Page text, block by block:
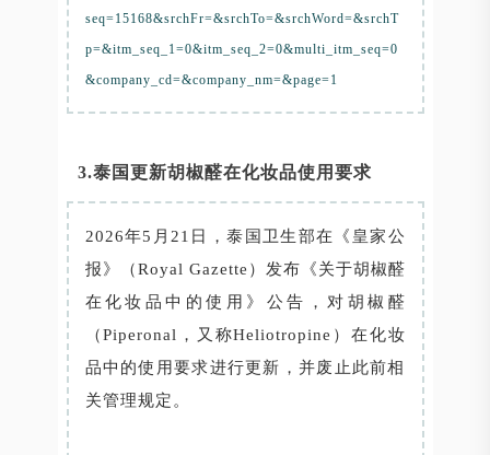
seq=15168&srchFr=&srchTo=&srchWord=&srchT
p=&itm_seq_1=0&itm_seq_2=0&multi_itm_seq=0
&company_cd=&company_nm=&page=1
3.泰国更新胡椒醛在化妆品使用要求
2026年5月21日，泰国卫生部在《皇家公
报》（Royal Gazette）发布《关于胡椒醛
在化妆品中的使用》公告，对胡椒醛
（Piperonal，又称Heliotropine）在化妆
品中的使用要求进行更新，并废止此前相
关管理规定。